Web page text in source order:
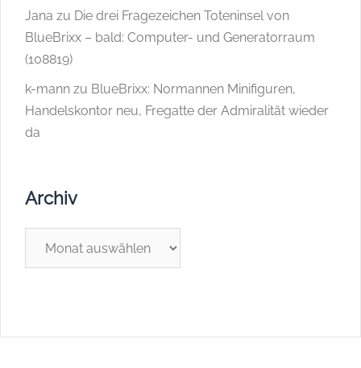
Jana zu Die drei Fragezeichen Toteninsel von
BlueBrixx – bald: Computer- und Generatorraum
(108819)
k-mann zu BlueBrixx: Normannen Minifiguren,
Handelskontor neu, Fregatte der Admiralität wieder
da
Archiv